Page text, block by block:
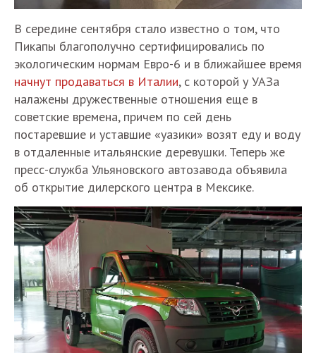
В середине сентября стало известно о том, что
Пикапы благополучно сертифицировались по
экологическим нормам Евро-6 и в ближайшее время
начнут продаваться в Италии, с которой у УАЗа
налажены дружественные отношения еще в
советские времена, причем по сей день
постаревшие и уставшие «уазики» возят еду и воду
в отдаленные итальянские деревушки. Теперь же
пресс-служба Ульяновского автозавода объявила
об открытие дилерского центра в Мексике.